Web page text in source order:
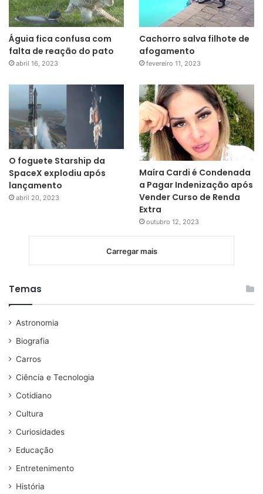
Águia fica confusa com
falta de reação do pato
abril 16, 2023
Cachorro salva filhote de
afogamento
fevereiro 11, 2023
O foguete Starship da
SpaceX explodiu após
lançamento
abril 20, 2023
Maíra Cardi é Condenada
a Pagar Indenização após
Vender Curso de Renda
Extra
outubro 12, 2023
Carregar mais
Temas
Astronomia
Biografia
Carros
Ciência e Tecnologia
Cotidiano
Cultura
Curiosidades
Educação
Entretenimento
História